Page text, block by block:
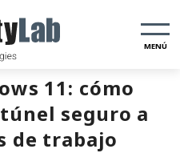
MENÚ
11: cómo
seguro a
de trabajo